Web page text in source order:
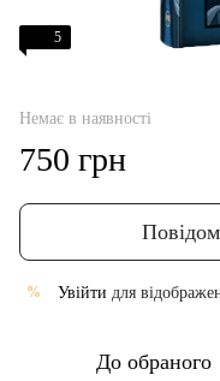
5
Немає в наявності
750 грн
% Увійти для
До обраного